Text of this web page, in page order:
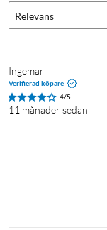
Relevans
Ingemar
Verifierad köpare
4/5
11 månader sedan